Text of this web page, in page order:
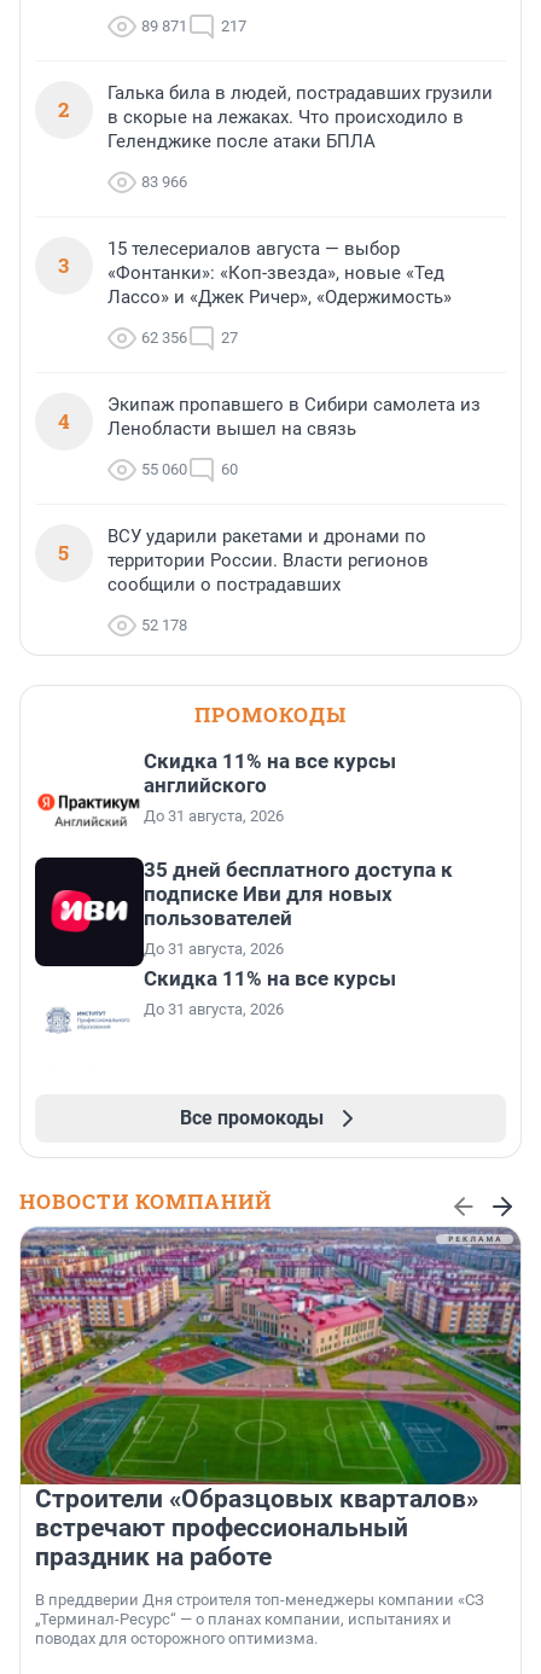
89 871 217
2
Галька била в людей, пострадавших грузили
в скорые на лежаках. Что происходило в
Геленджике после атаки БПЛА
83 966
3
15 телесериалов августа — выбор
«Фонтанки»: «Коп-звезда», новые «Тед
Лассо» и «Джек Ричер», «Одержимость»
62 356 27
4
Экипаж пропавшего в Сибири самолета из
Ленобласти вышел на связь
55 060 60
5
ВСУ ударили ракетами и дронами по
территории России. Власти регионов
сообщили о пострадавших
52 178
ПРОМОКОДЫ
Скидка 11% на все курсы
английского
До 31 августа, 2026
35 дней бесплатного доступа к
подписке Иви для новых
пользователей
До 31 августа, 2026
Скидка 11% на все курсы
До 31 августа, 2026
Все промокоды
НОВОСТИ КОМПАНИЙ
Строители «Образцовых кварталов»
встречают профессиональный
праздник на работе
В преддверии Дня строителя топ-менеджеры компании «СЗ
„Терминал-Ресурс“ — о планах компании, испытаниях и
поводах для осторожного оптимизма.